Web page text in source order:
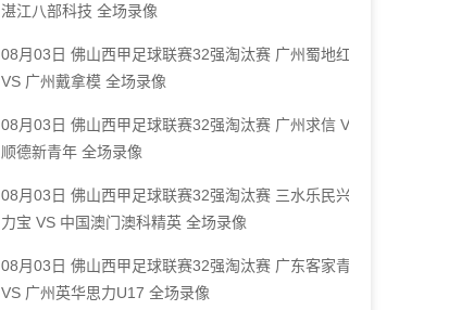
湛江八部科技 全场录像
08月03日 佛山西甲足球联赛32强淘汰赛 广州蜀地红
VS 广州戴拿模 全场录像
08月03日 佛山西甲足球联赛32强淘汰赛 广州求信 VS
顺德新青年 全场录像
08月03日 佛山西甲足球联赛32强淘汰赛 三水乐民兴健
力宝 VS 中国澳门澳科精英 全场录像
08月03日 佛山西甲足球联赛32强淘汰赛 广东客家青年
VS 广州英华思力U17 全场录像